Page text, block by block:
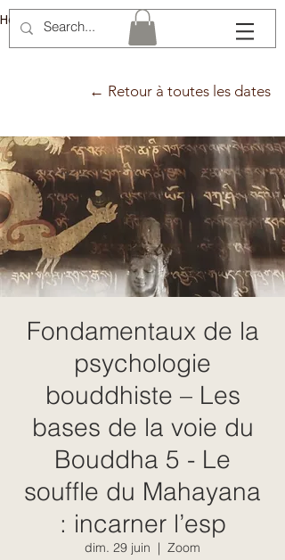
Hélène Lémery
← Retour à toutes les dates
Fondamentaux de la
psychologie
bouddhiste – Les
bases de la voie du
Bouddha 5 - Le
souffle du Mahayana
: incarner l’esp
dim. 29 juin
  |
Zoom